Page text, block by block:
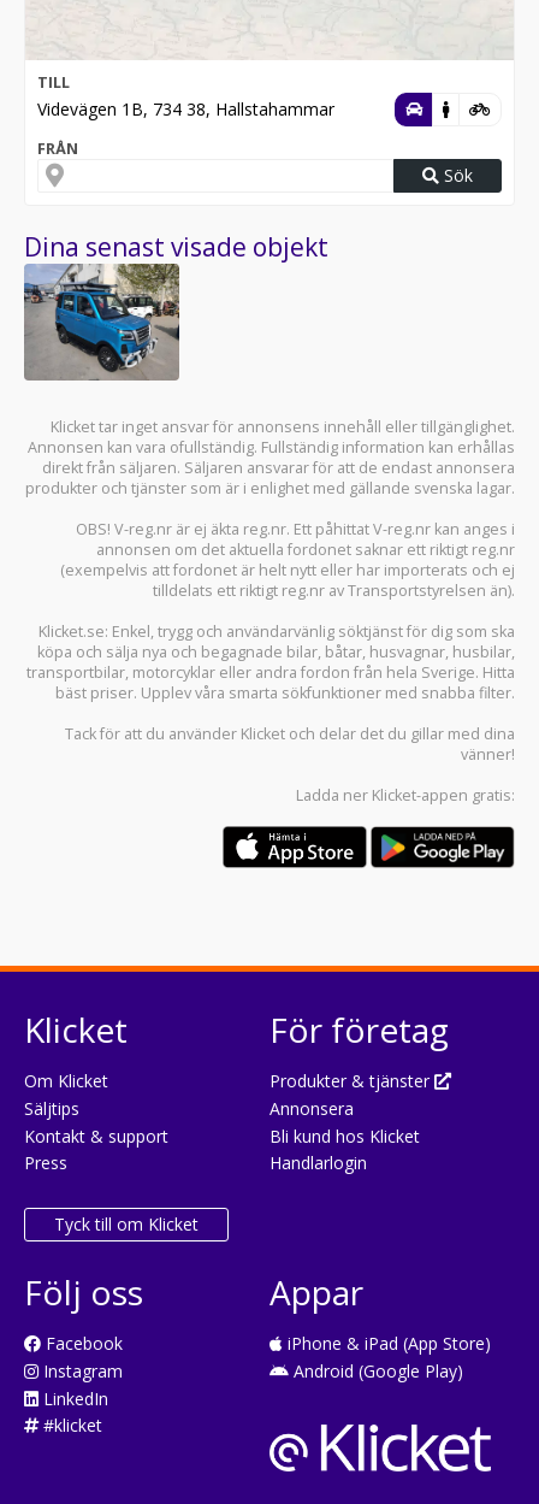
TILL
Videvägen 1B, 734 38, Hallstahammar
FRÅN
Sök
Dina senast visade objekt
Klicket tar inget ansvar för annonsens innehåll eller tillgänglighet.
Annonsen kan vara ofullständig. Fullständig information kan erhållas
direkt från säljaren. Säljaren ansvarar för att de endast annonsera
produkter och tjänster som är i enlighet med gällande svenska lagar.
OBS! V-reg.nr är ej äkta reg.nr. Ett påhittat V-reg.nr kan anges i
annonsen om det aktuella fordonet saknar ett riktigt reg.nr
(exempelvis att fordonet är helt nytt eller har importerats och ej
tilldelats ett riktigt reg.nr av Transportstyrelsen än).
Klicket.se: Enkel, trygg och användarvänlig söktjänst för dig som ska
köpa och sälja nya och begagnade bilar, båtar, husvagnar, husbilar,
transportbilar, motorcyklar eller andra fordon från hela Sverige. Hitta
bäst priser. Upplev våra smarta sökfunktioner med snabba filter.
Tack för att du använder Klicket och delar det du gillar med dina
vänner!
Ladda ner Klicket-appen gratis:
Klicket
Om Klicket
Säljtips
Kontakt & support
Press
Tyck till om Klicket
För företag
Produkter & tjänster
Annonsera
Bli kund hos Klicket
Handlarlogin
Följ oss
Facebook
Instagram
LinkedIn
#klicket
Appar
iPhone & iPad (App Store)
Android (Google Play)